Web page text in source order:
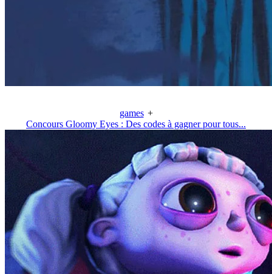
games +
Concours Gloomy Eyes : Des codes à gagner pour tous...